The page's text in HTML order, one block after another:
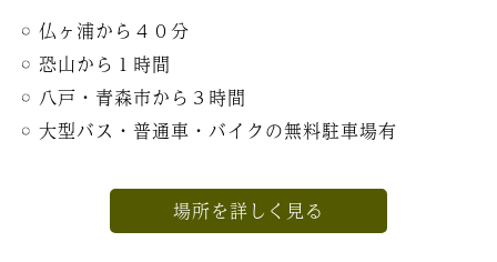
仏ヶ浦から４０分
恐山から１時間
八戸・青森市から３時間
大型バス・普通車・バイクの無料駐車場有
場所を詳しく見る